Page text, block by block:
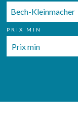
Bech-Kleinmacher
PRIX MIN